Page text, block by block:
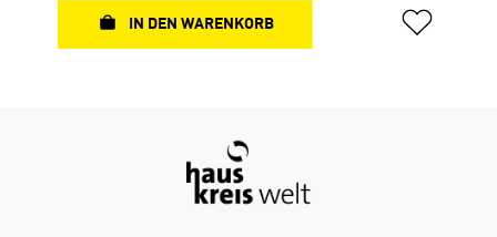
viele anregende Fragen und Impulse für
IN DEN WARENKORB